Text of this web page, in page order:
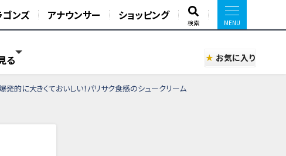
ゴンズ アナウンサー ショッピング
検索
る お気に入り
的に大きくておいしい！パリサク食感のシュークリーム